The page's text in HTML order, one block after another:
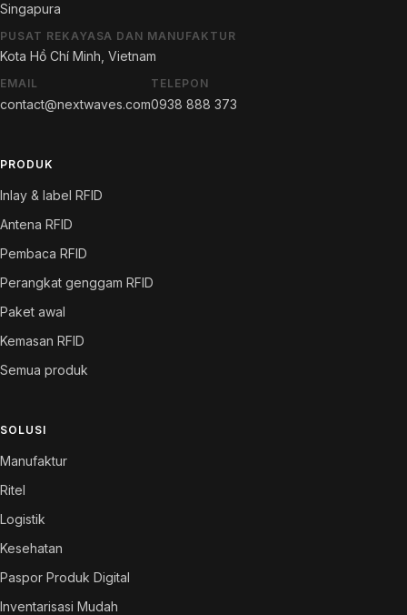
Singapura
PUSAT REKAYASA DAN MANUFAKTUR
Kota Hồ Chí Minh, Vietnam
EMAIL
contact@nextwaves.com
TELEPON
0938 888 373
PRODUK
Inlay & label RFID
Antena RFID
Pembaca RFID
Perangkat genggam RFID
Paket awal
Kemasan RFID
Semua produk
SOLUSI
Manufaktur
Ritel
Logistik
Kesehatan
Paspor Produk Digital
Inventarisasi Mudah